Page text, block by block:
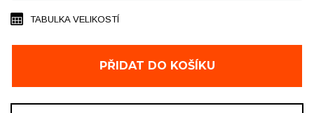
PŘIDAT DO KOŠÍKU
TABULKA VELIKOSTÍ